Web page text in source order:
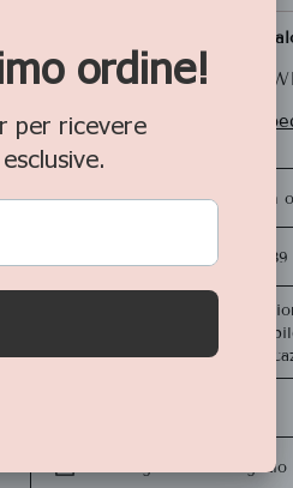
Aggiungi confezione
AGGIUNGI ALLA MIA
Imposte incluse.
Spese di
Confezione e shopper in
Spedizione gratuita da
Reso gratuito entro 15
: non è
modificati secondo
Ritiro gratuito in negozio